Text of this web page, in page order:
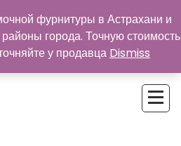
фурнитуры в Астрахани и
города. Точную стоимость
у продавца Dismiss